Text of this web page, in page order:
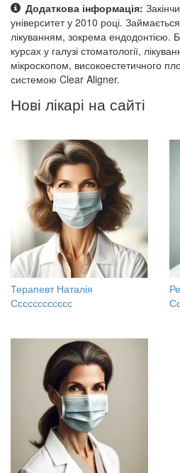
Додаткова інформація:
університет у 2010 році.
лікуванням, зокрема ендодонтією.
курсах у галузі стоматології,
мікроскопом, високоестетичного
системою Clear Aligner.
Нові лікарі на сайті
Терапевт Наталія
Сссссссссссс